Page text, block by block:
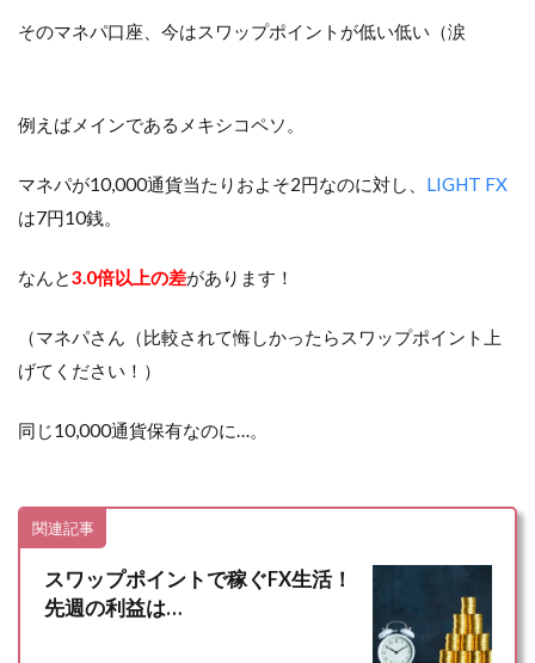
そのマネパ口座、今はスワップポイントが低い低い（涙
例えばメインであるメキシコペソ。
マネパが10,000通貨当たりおよそ2円なのに対し、 LIGHT FX
は7円10銭。
なんと3.0倍以上の差があります！
（マネパさん（比較されて悔しかったらスワップポイント上
げてください！）
同じ10,000通貨保有なのに…。
関連記事
スワップポイントで稼ぐFX生活！
先週の利益は…